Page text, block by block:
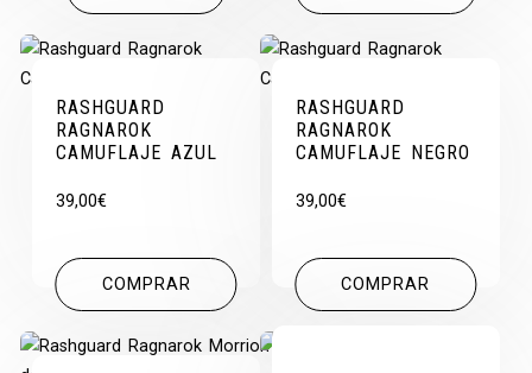
RASHGUARD
RAGNAROK
CAMUFLAJE AZUL
39,00€
COMPRAR
RASHGUARD
RAGNAROK
CAMUFLAJE NEGRO
39,00€
COMPRAR